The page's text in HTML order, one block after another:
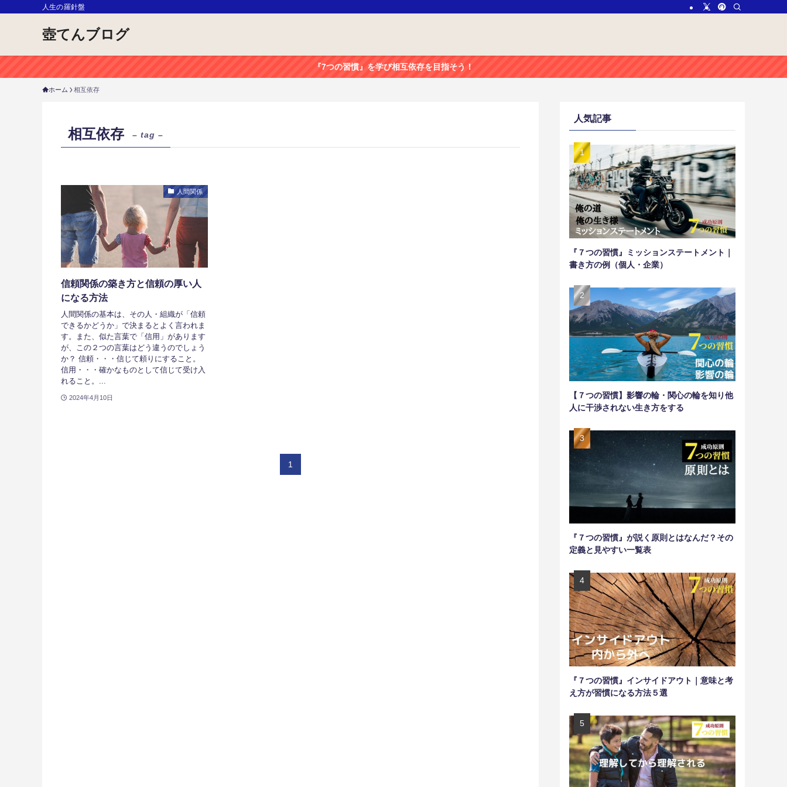
人生の羅針盤
壺てんブログ
『7つの習慣』を学び相互依存を目指そう！
ホーム 相互依存
相互依存 – tag –
人間関係
信頼関係の築き方と信頼の厚い人
になる方法
人間関係の基本は、その人・組織が「信頼
できるかどうか」で決まるとよく言われま
す。また、似た言葉で「信用」があります
が、この２つの言葉はどう違うのでしょう
か？ 信頼・・・信じて頼りにすること。
信用・・・確かなものとして信じて受け入
れること。...
2024年4月10日
1
人気記事
『７つの習慣』ミッションステートメント｜
書き方の例（個人・企業）
【７つの習慣】影響の輪・関心の輪を知り他
人に干渉されない生き方をする
『７つの習慣』が説く原則とはなんだ？その
定義と見やすい一覧表
『７つの習慣』インサイドアウト｜意味と考
え方が習慣になる方法５選